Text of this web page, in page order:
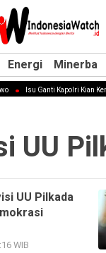
Energi Minerba
Energi Minerba
Isu Ganti Kapolri Kian
UU
UU Pilkada
WIB